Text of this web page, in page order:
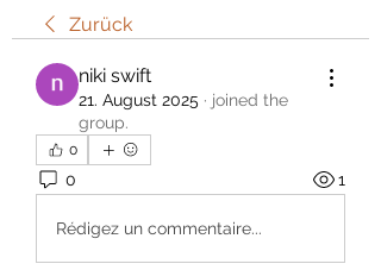
Zurück
niki swift
21. August 2025 · joined the
group.
0
0 1
Rédigez un commentaire...